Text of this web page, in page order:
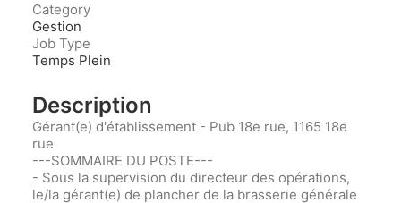
Category
Gestion
Job Type
Temps Plein
Description
Gérant(e) d'établissement - Pub 18e rue, 1165 18e
rue
---SOMMAIRE DU POSTE---
- Sous la supervision du directeur des opérations,
le/la gérant(e) de plancher de la brasserie générale